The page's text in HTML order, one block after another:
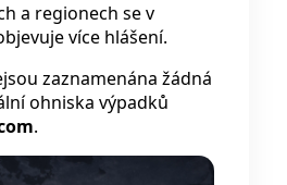
a regionech se v
více hlášení.
zaznamenána žádná
ohniska výpadků
.